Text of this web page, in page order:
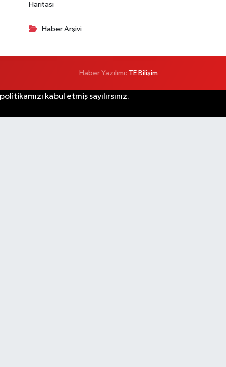
Haritası
Haber Arşivi
Haber Yazılımı: TE Bilişim
kabul etmiş sayılırsınız.